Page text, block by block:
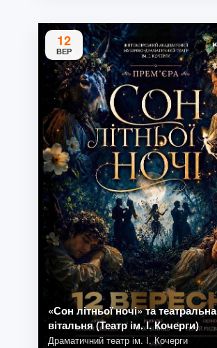
12
ВЕР
«Сон літньої ночі» та театральна
вітальня (Театр ім. І. Кочерги)
Драматичний театр ім. І. Кочерги